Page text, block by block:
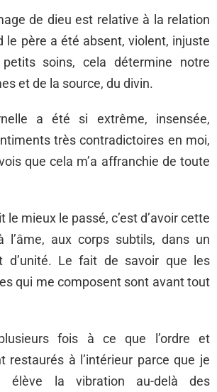
de dieu est relative à la relation
le père a été absent, violent, injuste
soins, cela détermine notre
et de la source, du divin.
a été si extrême, insensée,
très contradictoires en moi,
que cela m’a affranchie de toute
le mieux le passé, c’est d’avoir cette
l’âme, aux corps subtils, dans un
d’unité. Le fait de savoir que les
qui me composent sont avant tout
fois à ce que l’ordre et
restaurés à l’intérieur parce que je
élève la vibration au-delà des